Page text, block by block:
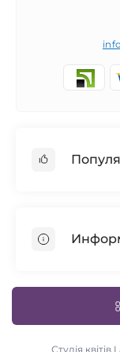
14 февраля
Синие розы
Свадебный
Доставка и
Условия
Связаться с
Студія